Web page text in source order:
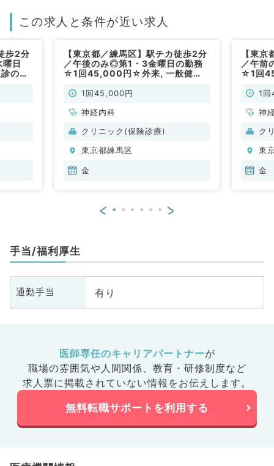
この求人と条件が近い求人
歩2分
日
のお
【東京都／練馬区】駅チカ徒歩2分
／午後のみ◎第1・3金曜日の勤務
☆1回45,000円☆外来, 一般健
経内科／非常勤）
1回45,000円
神経内科
クリニック(保険診療)
東京都練馬区
金
【東
／午前
☆1回
経内科
1
神
ク
東
金
< >
手当/福利厚生
通勤手当 有り
医師専任のキャリアパートナーが
職場の雰囲気や人間関係、 教育・研修制度など
求人票に掲載されていない情報をお伝えします。
無料転職サポートを利用する